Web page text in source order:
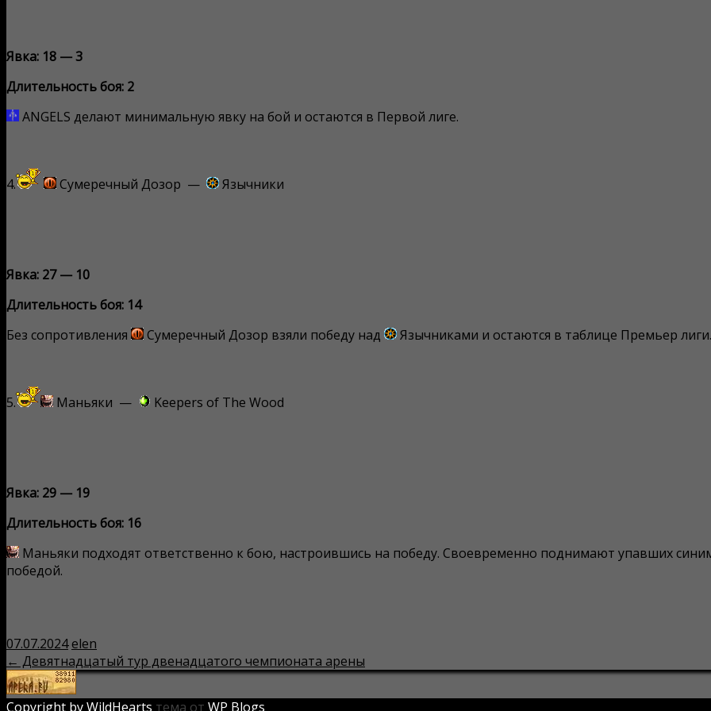
Явка: 18 — 3
Длительность боя: 2
ANGELS делают минимальную явку на бой и остаются в Первой лиге.
4. Сумеречный Дозор — Язычники
Явка: 27 — 10
Длительность боя: 14
Без сопротивления
Сумеречный Дозор взяли победу над Язычниками и остаются в таблице Премьер лиги.
5. Маньяки — Keepers of The Wood
Явка: 29 — 19
Длительность боя: 16
Маньяки подходят ответственно к бою, настроившись на победу. Своевременно поднимают упавших
победой.
07.07.2024elen
Навигация
← Девятнадцатый тур двенадцатого чемпионата арены
Copyright by WildHearts тема от WP Blogs